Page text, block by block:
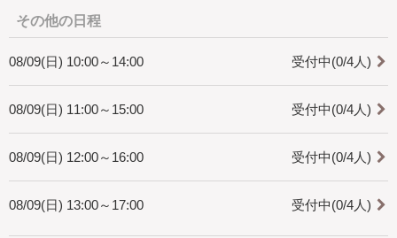
インテリア、アクセサリーと幅広く作れます。
一つ作ると次に何を作ろうかなと楽しくなります。
その他の日程
受付中(0/4人)
08/09(日) 10:00～14:00
受付中(0/4人)
08/09(日) 11:00～15:00
受付中(0/4人)
08/09(日) 12:00～16:00
受付中(0/4人)
08/09(日) 13:00～17:00